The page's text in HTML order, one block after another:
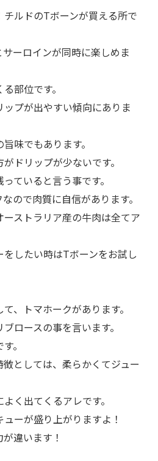
ルドのTボーンが買える所で
ーロインが同時に楽しめま
部位です。
プが出やすい傾向にありま
味でもあります。
ドリップが少ないです。
ていると言う事です。
ので肉質に自信があります。
ストラリア産の牛肉は全てア
したい時はTボーンをお試し
、トマホークがあります。
ロースの事を言います。
。
としては、柔らかくてジュー
く出てくるアレです。
ーが盛り上がりますよ！
違います！